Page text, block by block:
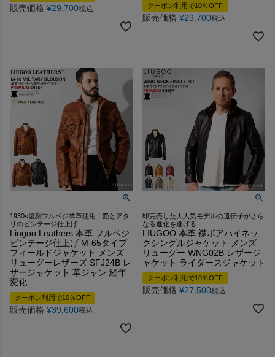
販売価格 ¥29,700税込 クーポン利用で10％OFF
販売価格 ¥29,700税込
1930s復刻フルベジ羊革使用！艶とアタ
リのビンテージ仕上げ
Liugoo Leathers 本革 フルベジ
ビンテージ仕上げ M-65タイプ
フィールドジャケット メンズ
リューグーレザーズ SFJ24B レ
ザージャケット 革ジャン 経年
変化
クーポン利用で10％OFF
販売価格 ¥39,600税込
即完売した大人気モデルの遺伝子がさら
なる進化を遂げる
LIUGOO 本革 襟ボアハイネッ
クシングルジャケット メンズ
リューグー WNG02B レザージ
ャケット ライダースジャケット
クーポン利用で10％OFF
販売価格 ¥27,500税込